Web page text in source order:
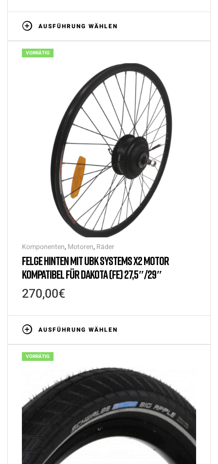
AUSFÜHRUNG WÄHLEN
VORRÄTIG
Komponenten, Motoren, Räder
FELGE HINTEN MIT UBK SYSTEMS X2 MOTOR
KOMPATIBEL FÜR DAKOTA (FE) 27,5″/29″
270,00€
AUSFÜHRUNG WÄHLEN
VORRÄTIG